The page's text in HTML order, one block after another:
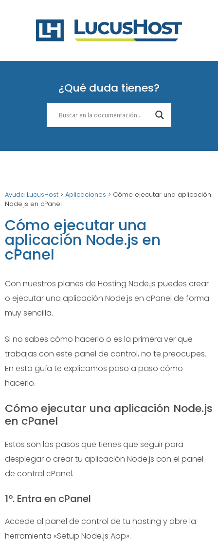
¿Qué duda tienes?
Ayuda LucusHost > Aplicaciones > Cómo ejecutar una aplicación
Node.js en cPanel
Cómo ejecutar una
aplicación Node.js en
cPanel
Con nuestros planes de Hosting Node.js puedes crear
o ejecutar una aplicación Node.js en cPanel de forma
muy sencilla.
Si no sabes cómo hacerlo o es la primera ver que
trabajas con este panel de control, no te preocupes.
En esta guía te explicamos paso a paso cómo
hacerlo.
Cómo ejecutar una aplicación Node.js
en cPanel
Estos son los pasos que tienes que seguir para
desplegar o crear tu aplicación Node.js con el panel
de control cPanel.
1º. Entra en cPanel
Accede al panel de control de tu hosting y abre la
herramienta «Setup Node.js App».